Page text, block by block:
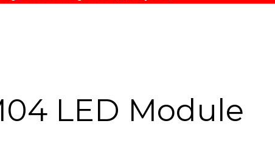
LED Module